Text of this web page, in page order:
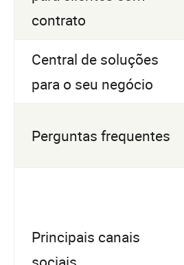
contrato
Central de soluções
para o seu negócio
Perguntas frequentes
Principais canais